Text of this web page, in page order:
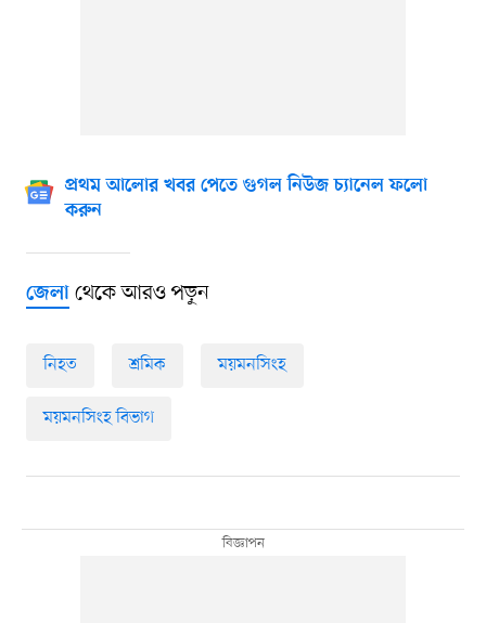
প্রথম আলোর খবর পেতে গুগল নিউজ চ্যানেল ফলো
করুন
জেলাথেকে আরও পড়ুন
নিহত শ্রমিক ময়মনসিংহ
ময়মনসিংহ বিভাগ